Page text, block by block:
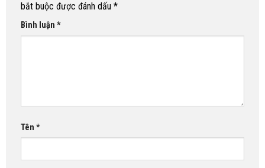
bắt buộc được đánh dấu *
Bình luận *
Tên *